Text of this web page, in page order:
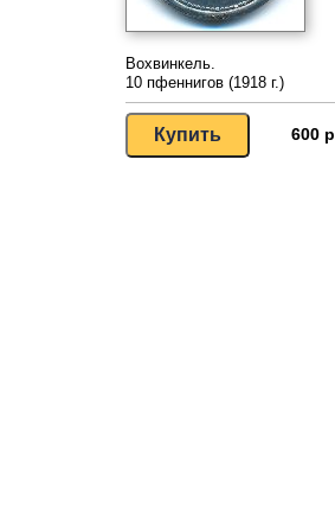
Вохвинкель.
10 пфеннигов (1918 г.)
600